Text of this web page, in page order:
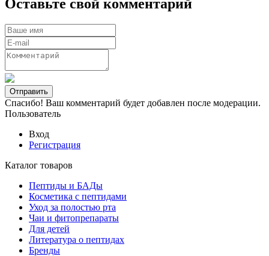
Оставьте свой комментарий
Спасибо! Ваш комментарий будет добавлен после модерации.
Пользователь
Вход
Регистрация
Каталог товаров
Пептиды и БАДы
Косметика с пептидами
Уход за полостью рта
Чаи и фитопрепараты
Для детей
Литература о пептидах
Бренды